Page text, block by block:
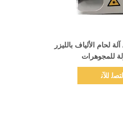
التفاصيل
AC110V 100W آلة لحام الألياف بالليزر
للمجوهرات
ﺍﻶﻧ